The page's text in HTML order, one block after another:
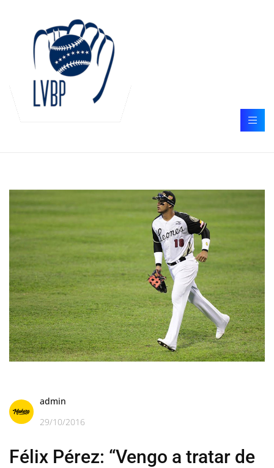
admin
29/10/2016
Félix Pérez: “Vengo a tratar de